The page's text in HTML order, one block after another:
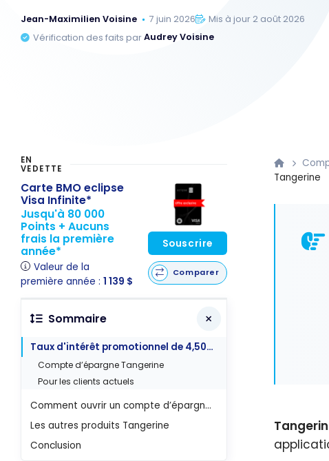
Jean-Maximilien Voisine 7 juin 2026
Mis à jour 2 août 2026
Vérification des faits parAudrey Voisine
Tangerine
EN
VEDETTE
Carte BMO eclipse
Visa Infinite*
Jusqu'à 80 000
Points + Aucuns
frais la première
année*
Valeur de la
première année : 1 139 $
Souscrire
Comparer
Sommaire
Taux d'intérêt promotionnel de 4,50 % pendant 5 mois sur le Compte d’épargne Tangerine
Compte d’épargne Tangerine
Pour les clients actuels
Comment ouvrir un compte d’épargne Tangerine?
Les autres produits Tangerine
Conclusion